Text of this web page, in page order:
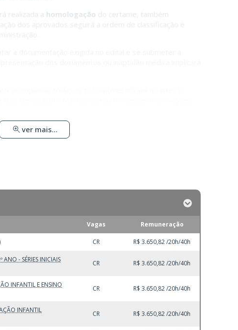
realizada a homologação do certame, também
dos aprovados seguirá a ordem de classificação e
ver mais...
Vagas Remuneração
CR R$ 3.650,82 /20h/40h
ANO - SÉRIES INICIAIS
CR R$ 3.650,82 /20h/40h
INFANTIL E ENSINO
CR R$ 3.650,82 /20h/40h
INFANTIL
CR R$ 3.650,82 /20h/40h